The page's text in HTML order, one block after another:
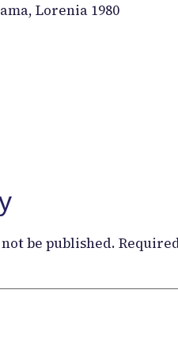
Lorenia 1980
be published.